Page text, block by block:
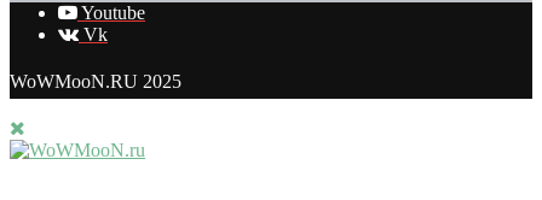
Youtube
Vk
WoWMooN.RU 2025